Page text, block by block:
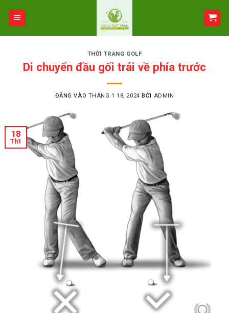
THỜI TRANG GOLF
Di chuyển đầu gối trái về phía trước
ĐĂNG VÀO THÁNG 1 18, 2024 BỞI ADMIN
18
Th1